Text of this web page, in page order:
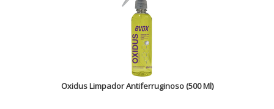
Oxidus Limpador Antiferruginoso (500 Ml)